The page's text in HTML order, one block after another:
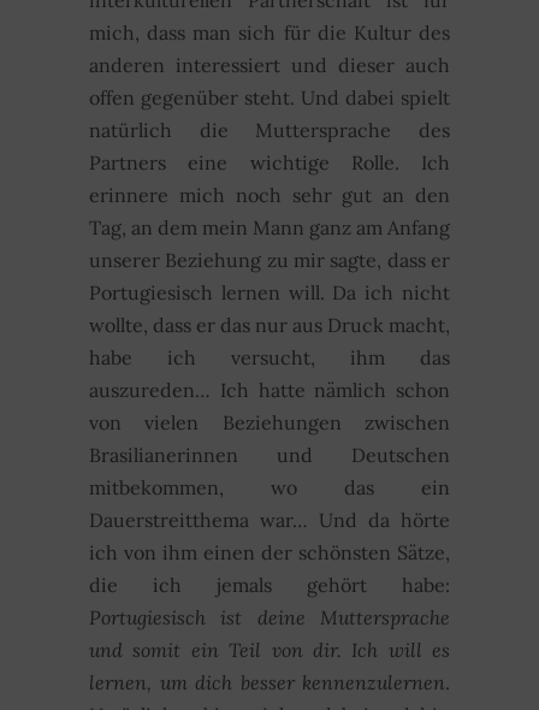
mich, dass man sich für die Kultur des
anderen interessiert und dieser auch
offen gegenüber steht. Und dabei spielt
natürlich die Muttersprache des
Partners eine wichtige Rolle. Ich
erinnere mich noch sehr gut an den
Tag, an dem mein Mann ganz am Anfang
unserer Beziehung zu mir sagte, dass er
Portugiesisch lernen will. Da ich nicht
wollte, dass er das nur aus Druck macht,
habe ich versucht, ihm das
auszureden… Ich hatte nämlich schon
von vielen Beziehungen zwischen
Brasilianerinnen und Deutschen
mitbekommen, wo das ein
Dauerstreitthema war… Und da hörte
ich von ihm einen der schönsten Sätze,
die ich jemals gehört habe:
Portugiesisch ist deine Muttersprache
und somit ein Teil von dir. Ich will es
lernen, um dich besser kennenzulernen.